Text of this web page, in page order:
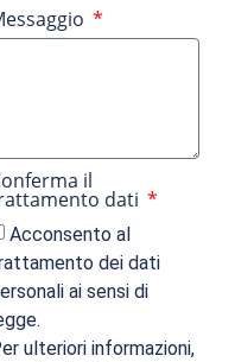
il
dati
Acconsento al
dei dati
ai sensi di
ulteriori informazioni,